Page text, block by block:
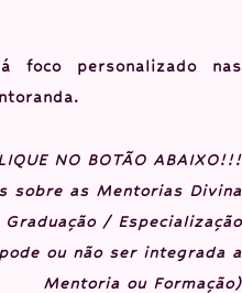
foco personalizado nas
NO BOTÃO ABAIXO!!!
sobre as Mentorias Divina
/ Especialização
ou não ser integrada a
Mentoria ou Formação)